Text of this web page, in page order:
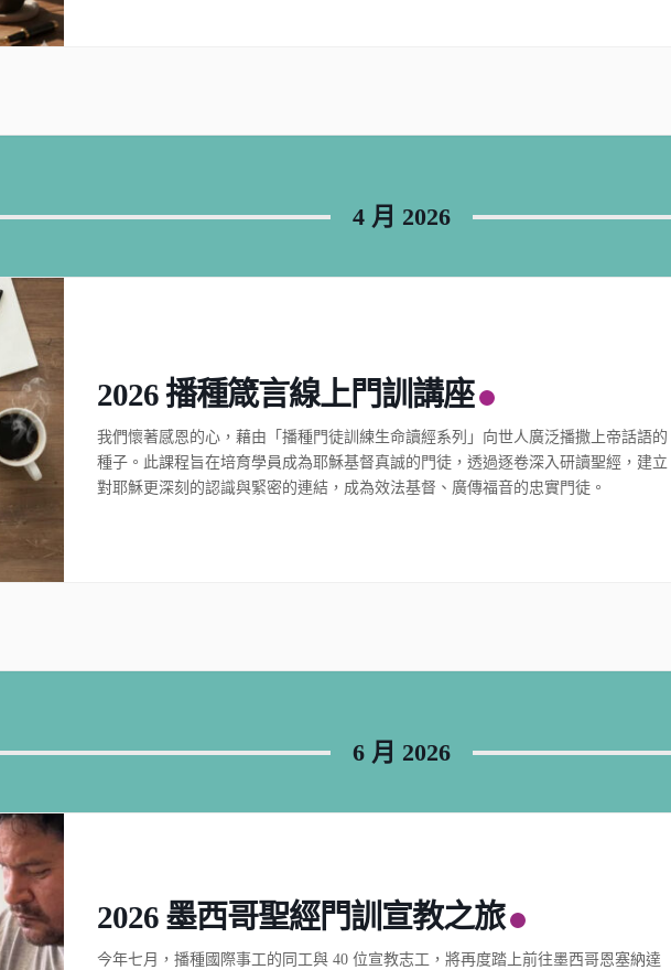
4 月 2026
2026 播種箴言線上門訓講座
我們懷著感恩的心，藉由「播種門徒訓練生命讀經系列」向世人廣泛播撒上帝話語的
種子。此課程旨在培育學員成為耶穌基督真誠的門徒，透過逐卷深入研讀聖經，建立
對耶穌更深刻的認識與緊密的連結，成為效法基督、廣傳福音的忠實門徒。
6 月 2026
2026 墨西哥聖經門訓宣教之旅
今年七月，播種國際事工的同工與 40 位宣教志工，將再度踏上前往墨西哥恩塞納達